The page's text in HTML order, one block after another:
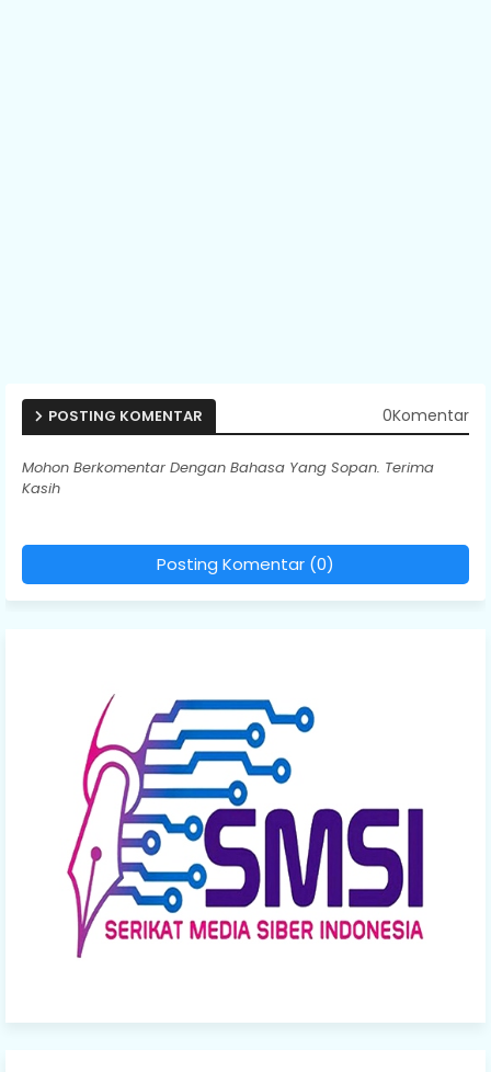
POSTING KOMENTAR 0Komentar
Mohon Berkomentar Dengan Bahasa Yang Sopan. Terima
Kasih
Posting Komentar (0)